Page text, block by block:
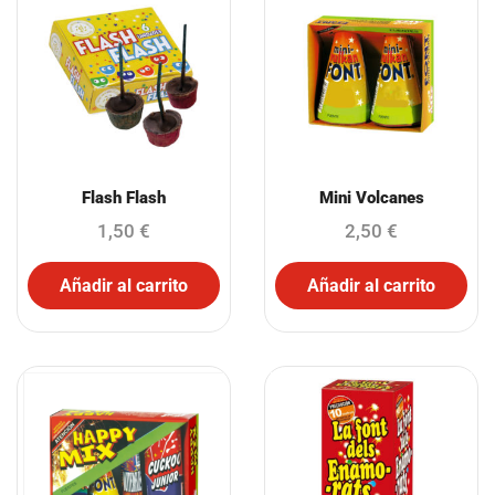
Flash Flash
1,50 €
Añadir al carrito
Mini Volcanes
2,50 €
Añadir al carrito